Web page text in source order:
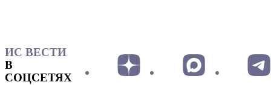
ИС ВЕСТИ
В
СОЦСЕТЯХ